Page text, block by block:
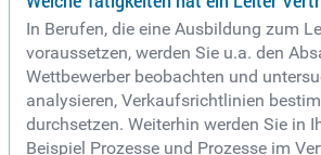
In Berufen, die eine Ausbildung zum
voraussetzen, werden Sie u.a. den
Wettbewerber beobachten und
analysieren, Verkaufsrichtlinien
durchsetzen. Weiterhin werden Sie in
Beispiel Prozesse und Prozesse im